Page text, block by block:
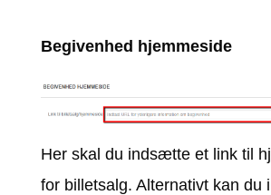
Begivenhed hjemmeside
Her skal du indsætte et link til
for billetsalg. Alternativt kan du